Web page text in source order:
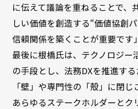
に伝えて議論を重ねることで、
しい価値を創造する“価値協創
信頼関係を築くことが重要です
最後に根橋氏は、テクノロジー
の手段とし、法務DXを推進す
「壁」や専門性の「殻」に閉
あらゆるステークホルダーとク